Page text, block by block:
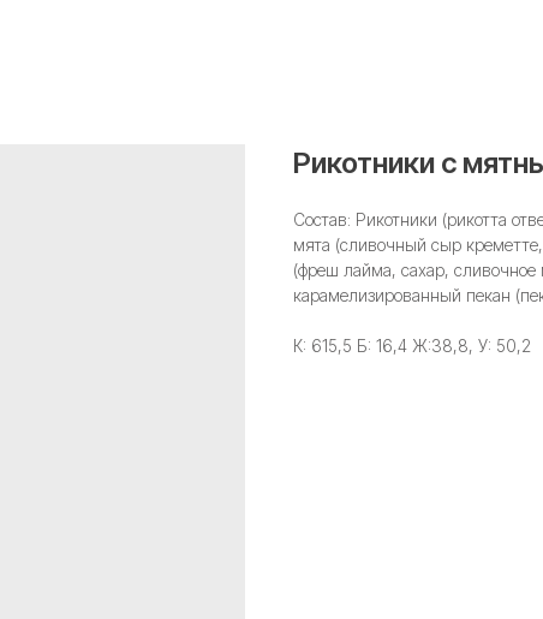
Рикотники с
Состав: Рикотники (рикотта
мята (сливочный сыр
(фреш лайма, сахар,
карамелизированный пекан
К: 615,5 Б: 16,4 Ж:38,8, У: 50,2